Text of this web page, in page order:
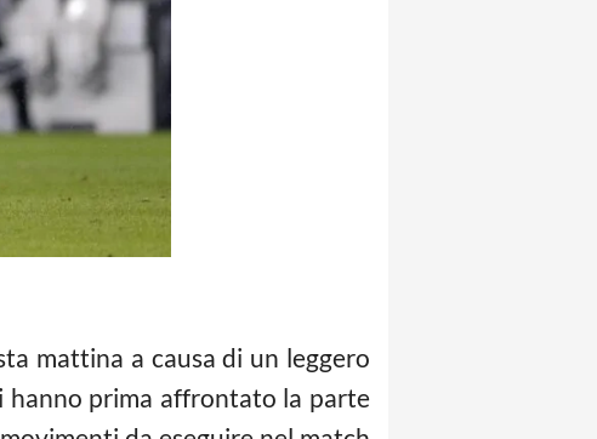
mattina a causa di un leggero
hanno prima affrontato la parte